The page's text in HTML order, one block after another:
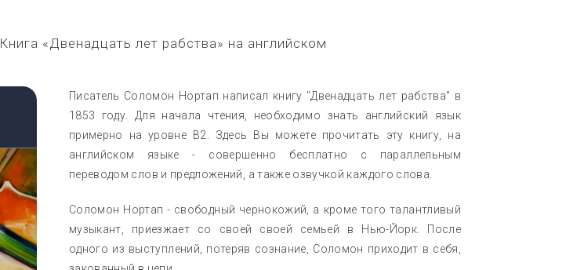
Книга «Двенадцать лет рабства» на английском
Писатель Соломон Нортап написал книгу "Двенадцать лет рабства" в
1853 году. Для начала чтения, необходимо знать английский язык
примерно на уровне B2. Здесь Вы можете прочитать эту книгу, на
английском языке - совершенно бесплатно с параллельным
переводом слов и предложений, а также озвучкой каждого слова.
Соломон Нортап - свободный чернокожий, а кроме того талантливый
музыкант, приезжает со своей своей семьей в Нью-Йорк. После
одного из выступлений, потеряв сознание, Соломон приходит в себя,